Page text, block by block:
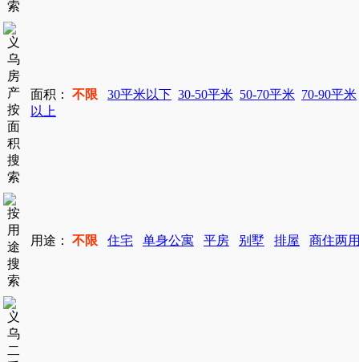
面积： 不限 30平米以下 30-50平米 50-70平米 70-90平米
以上
用途： 不限 住宅 单身公寓 平房 别墅 排屋 商住两